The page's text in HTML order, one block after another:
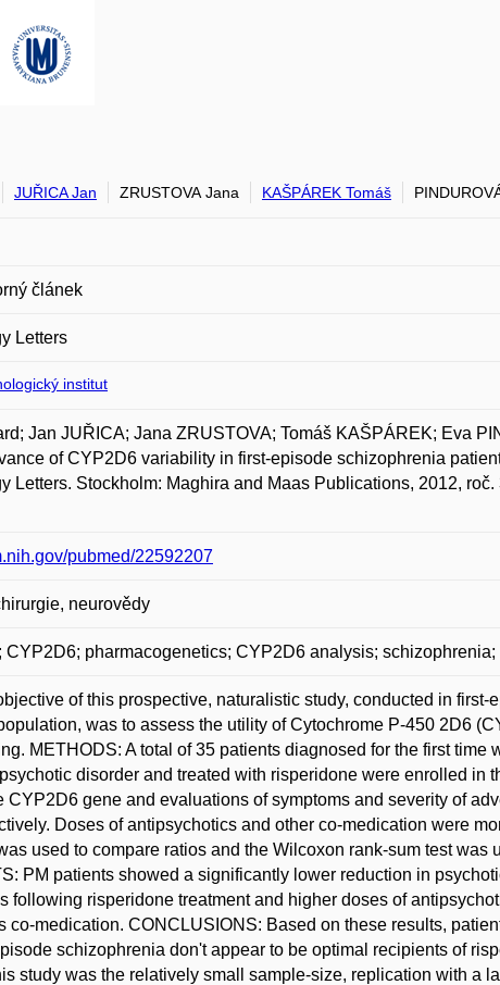
JUŘICA Jan ZRUSTOVA Jana KAŠPÁREK Tomáš
článek
Letters
institut
Jan JUŘICA; Jana ZRUSTOVA; Tomáš KAŠPÁREK; Eva
of CYP2D6 variability in first-episode schizophrenia
Letters. Stockholm: Maghira and Maas Publications, 2012,
pubmed/22592207
neurovědy
CYP2D6; pharmacogenetics; CYP2D6 analysis;
of this prospective, naturalistic study, conducted in first-
was to assess the utility of Cytochrome P-450 2D6
METHODS: A total of 35 patients diagnosed for the first time
disorder and treated with risperidone were enrolled in
CYP2D6 gene and evaluations of symptoms and severity of
Doses of antipsychotics and other co-medication were
used to compare ratios and the Wilcoxon rank-sum test was
PM patients showed a significantly lower reduction in
following risperidone treatment and higher doses of
co-medication. CONCLUSIONS: Based on these results,
schizophrenia don't appear to be optimal recipients of
study was the relatively small sample-size, replication with a